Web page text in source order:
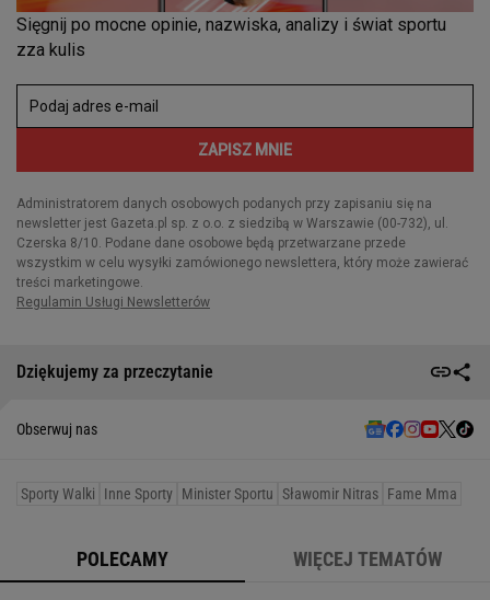
Dziękujemy za przeczytanie
Obserwuj nas
Sporty Walki Inne Sporty Minister Sportu Sławomir Nitras Fame Mma
POLECAMY WIĘCEJ TEMATÓW